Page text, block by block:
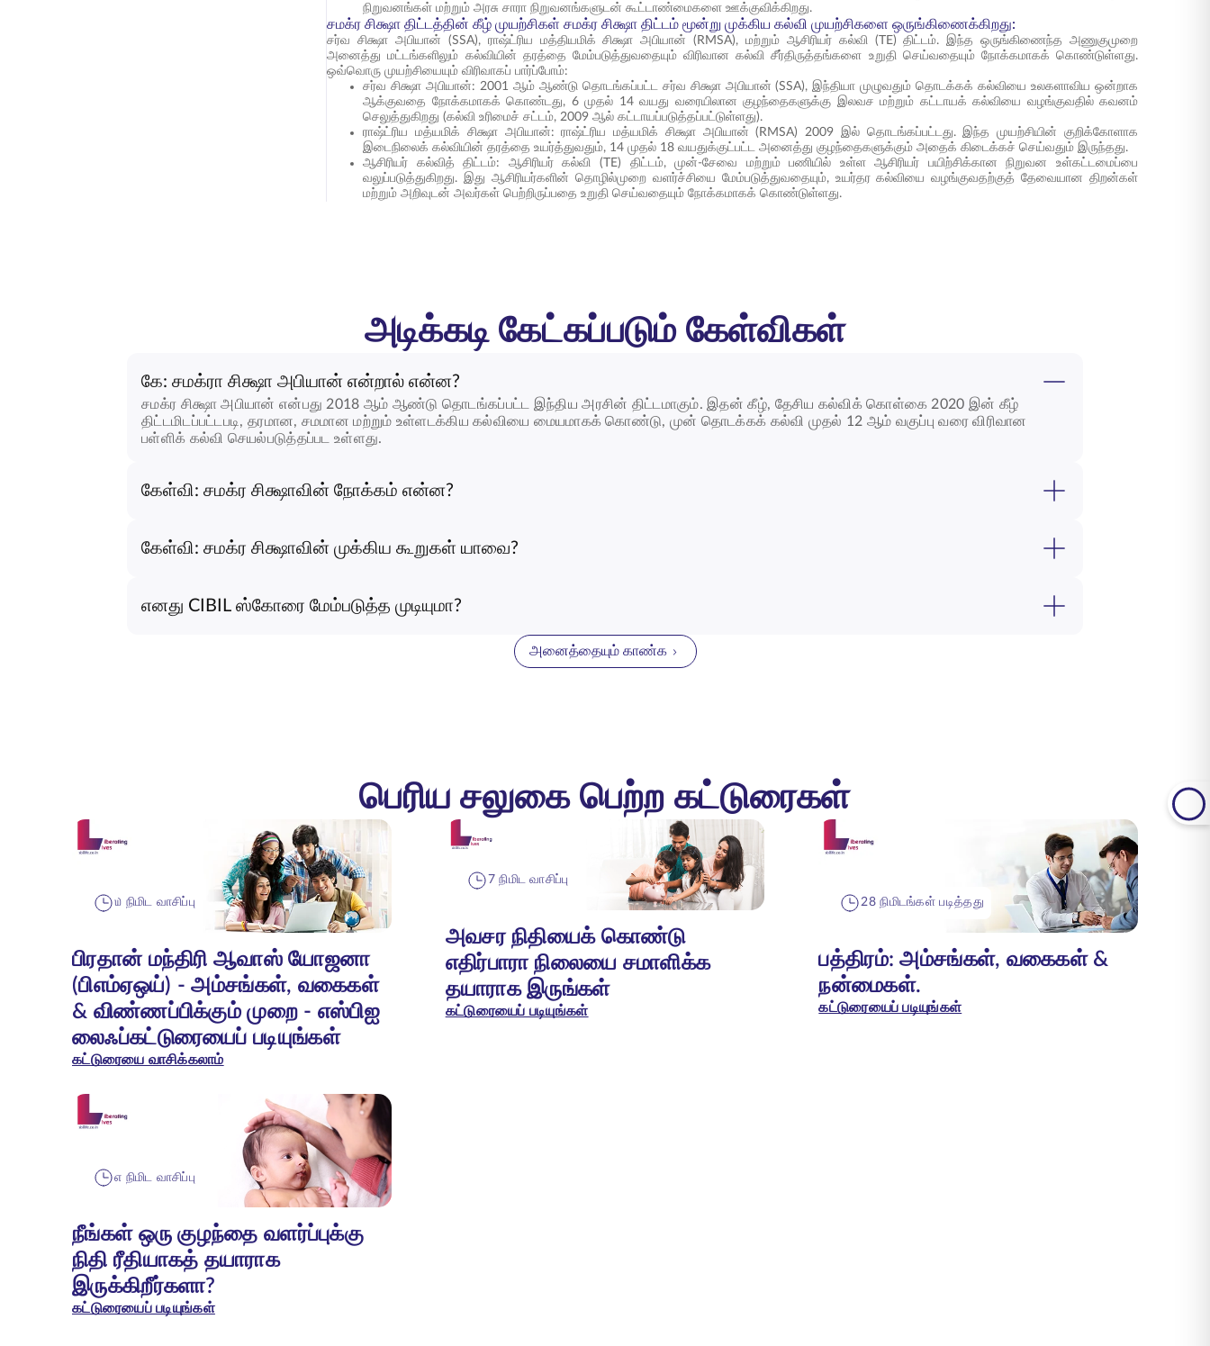
நிறுவனங்கள் மற்றும் அரசு சாரா நிறுவனங்களுடன் கூட்டாண்மைகளை ஊக்குவிக்கிறது.
சமக்ர சிக்ஷா திட்டத்தின் கீழ் முயற்சிகள் சமக்ர சிக்ஷா திட்டம் மூன்று முக்கிய கல்வி முயற்சிகளை ஒருங்கிணைக்கிறது:
சர்வ சிக்ஷா அபியான் (SSA), ராஷ்ட்ரிய மத்தியமிக் சிக்ஷா அபியான் (RMSA), மற்றும் ஆசிரியர் கல்வி (TE) திட்டம். இந்த ஒருங்கிணைந்த அணுகுமுறை
அனைத்து மட்டங்களிலும் கல்வியின் தரத்தை மேம்படுத்துவதையும் விரிவான கல்வி சீர்திருத்தங்களை உறுதி செய்வதையும் நோக்கமாகக் கொண்டுள்ளது.
ஒவ்வொரு முயற்சியையும் விரிவாகப் பார்ப்போம்:
சர்வ சிக்ஷா அபியான்: 2001 ஆம் ஆண்டு தொடங்கப்பட்ட சர்வ சிக்ஷா அபியான் (SSA), இந்தியா முழுவதும் தொடக்கக் கல்வியை உலகளாவிய ஒன்றாக
ஆக்குவதை நோக்கமாகக் கொண்டது, 6 முதல் 14 வயது வரையிலான குழந்தைகளுக்கு இலவச மற்றும் கட்டாயக் கல்வியை வழங்குவதில் கவனம்
செலுத்துகிறது (கல்வி உரிமைச் சட்டம், 2009 ஆல் கட்டாயப்படுத்தப்பட்டுள்ளது).
ராஷ்ட்ரிய மத்யமிக் சிக்ஷா அபியான்: ராஷ்ட்ரிய மத்யமிக் சிக்ஷா அபியான் (RMSA) 2009 இல் தொடங்கப்பட்டது. இந்த முயற்சியின் குறிக்கோளாக
இடைநிலைக் கல்வியின் தரத்தை உயர்த்துவதும், 14 முதல் 18 வயதுக்குட்பட்ட அனைத்து குழந்தைகளுக்கும் அதைக் கிடைக்கச் செய்வதும் இருந்தது.
ஆசிரியர் கல்வித் திட்டம்: ஆசிரியர் கல்வி (TE) திட்டம், முன்-சேவை மற்றும் பணியில் உள்ள ஆசிரியர் பயிற்சிக்கான நிறுவன உள்கட்டமைப்பை
வலுப்படுத்துகிறது. இது ஆசிரியர்களின் தொழில்முறை வளர்ச்சியை மேம்படுத்துவதையும், உயர்தர கல்வியை வழங்குவதற்குத் தேவையான திறன்கள்
மற்றும் அறிவுடன் அவர்கள் பெற்றிருப்பதை உறுதி செய்வதையும் நோக்கமாகக் கொண்டுள்ளது.
அடிக்கடி கேட்கப்படும் கேள்விகள்
கே: சமக்ரா சிக்ஷா அபியான் என்றால் என்ன?
சமக்ர சிக்ஷா அபியான் என்பது 2018 ஆம் ஆண்டு தொடங்கப்பட்ட இந்திய அரசின் திட்டமாகும். இதன் கீழ், தேசிய கல்விக் கொள்கை 2020 இன் கீழ்
திட்டமிடப்பட்டபடி, தரமான, சமமான மற்றும் உள்ளடக்கிய கல்வியை மையமாகக் கொண்டு, முன் தொடக்கக் கல்வி முதல் 12 ஆம் வகுப்பு வரை விரிவான
பள்ளிக் கல்வி செயல்படுத்தப்பட உள்ளது.
கேள்வி: சமக்ர சிக்ஷாவின் நோக்கம் என்ன?
கேள்வி: சமக்ர சிக்ஷாவின் முக்கிய கூறுகள் யாவை?
எனது CIBIL ஸ்கோரை மேம்படுத்த முடியுமா?
அனைத்தையும் காண்க
பெரிய சலுகை பெற்ற கட்டுரைகள்
௰ நிமிட வாசிப்பு
பிரதான் மந்திரி ஆவாஸ் யோஜனா
(பிஎம்ஏஒய்) - அம்சங்கள், வகைகள்
& விண்ணப்பிக்கும் முறை - எஸ்பிஐ
லைஃப்கட்டுரையைப் படியுங்கள்
கட்டுரையை வாசிக்கலாம்
7 நிமிட வாசிப்பு
அவசர நிதியைக் கொண்டு
எதிர்பாரா நிலையை சமாளிக்க
தயாராக இருங்கள்
கட்டுரையைப் படியுங்கள்
28 நிமிடங்கள் படித்தது
பத்திரம்: அம்சங்கள், வகைகள் &
நன்மைகள்.
கட்டுரையைப் படியுங்கள்
௭ நிமிட வாசிப்பு
நீங்கள் ஒரு குழந்தை வளர்ப்புக்கு
நிதி ரீதியாகத் தயாராக
இருக்கிறீர்களா?
கட்டுரையைப் படியுங்கள்